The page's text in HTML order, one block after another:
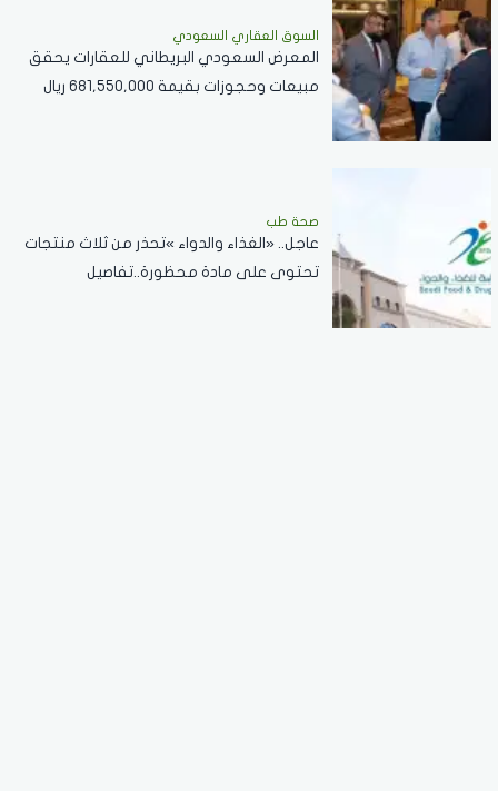
السوق العقاري السعودي
المعرض السعودي البريطاني للعقارات يحقق
مبيعات وحجوزات بقيمة 681,550,000 ريال
صحة طب
عاجل.. «الغذاء والدواء »تحذر من ثلاث منتجات
تحتوى على مادة محظورة..تفاصيل